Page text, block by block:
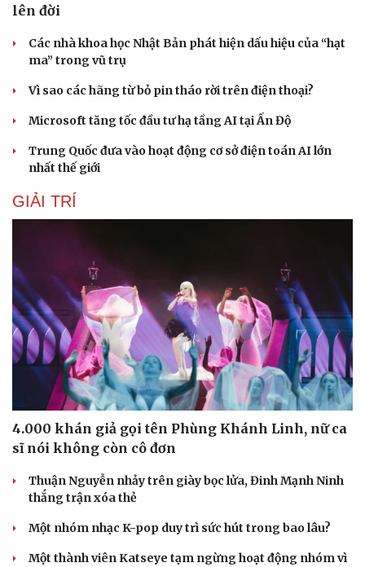
Cải chính
lên đời
Các nhà khoa học Nhật Bản phát hiện dấu hiệu của “hạt
ma” trong vũ trụ
Vì sao các hãng từ bỏ pin tháo rời trên điện thoại?
Microsoft tăng tốc đầu tư hạ tầng AI tại Ấn Độ
Trung Quốc đưa vào hoạt động cơ sở điện toán AI lớn
nhất thế giới
GIẢI TRÍ
4.000 khán giả gọi tên Phùng Khánh Linh, nữ ca
sĩ nói không còn cô đơn
Thuận Nguyễn nhảy trên giày bọc lửa, Đinh Mạnh Ninh
thắng trận xóa thẻ
Một nhóm nhạc K-pop duy trì sức hút trong bao lâu?
Một thành viên Katseye tạm ngừng hoạt động nhóm vì